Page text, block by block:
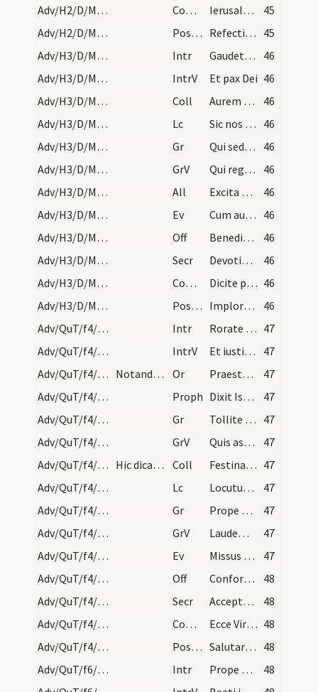
Adv/H2/D/M2/Mass Propers Comm Ierusalem surge et sta in excelso
45
Adv/H2/D/M2/Mass Propers
Postcomm Refecti cibo spiritualis alimoniae ... amare caelestia. 45
Adv/H3/D/M2/Mass Propers
Intr Gaudete in Domino semper
46
Adv/H3/D/M2/Mass Propers
IntrV Et pax Dei 46
Adv/H3/D/M2/Mass Propers
Coll Aurem tuam quaesumus Domine precibus nostris accommoda
46
Adv/H3/D/M2/Mass Propers
Lc Sic nos existimet homo 46
Adv/H3/D/M2/Mass Propers
Gr Qui sedes Domine super Cherubim
46
Adv/H3/D/M2/Mass Propers
GrV Qui regis Israel intende
46
Adv/H3/D/M2/Mass Propers
All Excita Domine potentiam tuam et veni
46
Adv/H3/D/M2/Mass Propers
Ev Cum audisset Ioannes in vinculis opera Christi 46
Adv/H3/D/M2/Mass Propers
Off Benedixisti Domine terram tuam
46
Adv/H3/D/M2/Mass Propers
Secr Devotionis nostrae
46
Adv/H3/D/M2/Mass Propers
Comm Dicite pusillanimes confortamini 46
Adv/H3/D/M2/Mass Propers
Postcomm Imploramus Domine clementiam tuam
46
Adv/QuT/f4/M2/Mass Propers
Intr Rorate caeli desuper 47
Adv/QuT/f4/M2/Mass Propers
IntrV Et iustitia oriatur
47
Adv/QuT/f4/M2/Mass Propers
Notandum quod quando una prophetia vel plures dic… Or Praesta quaesumus omnipotens Deus ut reparationis nostrae ventura sollemnitas ... praemia largiatur.
47
Adv/QuT/f4/M2/Mass Propers
Proph Dixit Isaias ... Erit in novissimis diebus praeparatus mons domus Domini
47
Adv/QuT/f4/M2/Mass Propers/1
Gr Tollite hostias 47
Adv/QuT/f4/M2/Mass Propers/1
GrV Quis ascendet in montem Domini
47
Adv/QuT/f4/M2/Mass Propers
Hic dicat Dominus vobiscum. Coll Festina ne tardaveris quaesumus Domine Deus noster et auxilium ... pietate confidunt. 47
Adv/QuT/f4/M2/Mass Propers
Lc Locutus est Dominus ... Pete tibi signum
47
Adv/QuT/f4/M2/Mass Propers/2
Gr Prope est Dominus omnibus invocantibus eum
47
Adv/QuT/f4/M2/Mass Propers/2
GrV Laudem Domini loquetur os meum
47
Adv/QuT/f4/M2/Mass Propers
Ev Missus est angelus Gabriel
47
Adv/QuT/f4/M2/Mass Propers
Off Confortamini et iam nolite timere
48
Adv/QuT/f4/M2/Mass Propers
Secr Accepta tibi sint quaesumus Domine nostra ieiunia
48
Adv/QuT/f4/M2/Mass Propers
Comm Ecce Virgo concipiet 48
Adv/QuT/f4/M2/Mass Propers
Postcomm Salutaris tui Domine munere satiati supplices 48
Adv/QuT/f6/M2/Mass Propers
Intr Prope esto Domine
48